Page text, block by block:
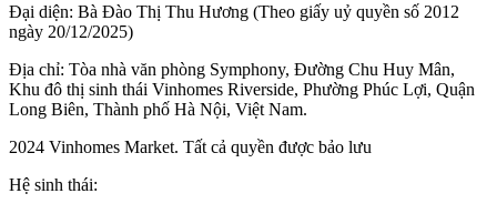
Đại diện: Bà Đào Thị Thu Hương (Theo giấy uỷ quyền số 2012
ngày 20/12/2025)
Địa chỉ: Tòa nhà văn phòng Symphony, Đường Chu Huy Mân,
Khu đô thị sinh thái Vinhomes Riverside, Phường Phúc Lợi, Quận
Long Biên, Thành phố Hà Nội, Việt Nam.
2024 Vinhomes Market. Tất cả quyền được bảo lưu
Hệ sinh thái: